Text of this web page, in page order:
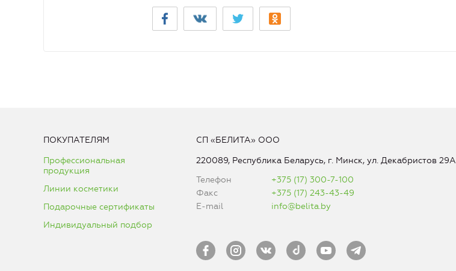
ПОКУПАТЕЛЯМ
Профессиональная
продукция
Линии косметики
Подарочные сертификаты
Индивидуальный подбор
СП «БЕЛИТА» ООО
220089, Республика Беларусь, г. Минск, ул. Декабристов 29А
Телефон
+375 (17) 300-7-100
Факс
+375 (17) 243-43-49
E-mail
info@belita.by